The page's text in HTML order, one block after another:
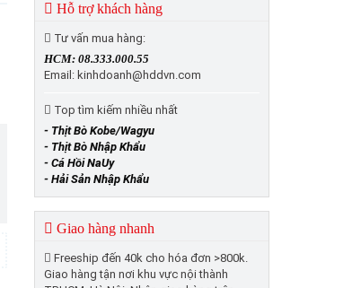
Hỗ trợ khách hàng
Tư vấn mua hàng:
HCM: 08.333.000.55
Email: kinhdoanh@hddvn.com
Top tìm kiếm nhiều nhất
- Thịt Bò Kobe/Wagyu
- Thịt Bò Nhập Khẩu
- Cá Hồi NaUy
- Hải Sản Nhập Khẩu
Giao hàng nhanh
Freeship đến 40k cho hóa đơn >800k.
Giao hàng tận nơi khu vực nội thành